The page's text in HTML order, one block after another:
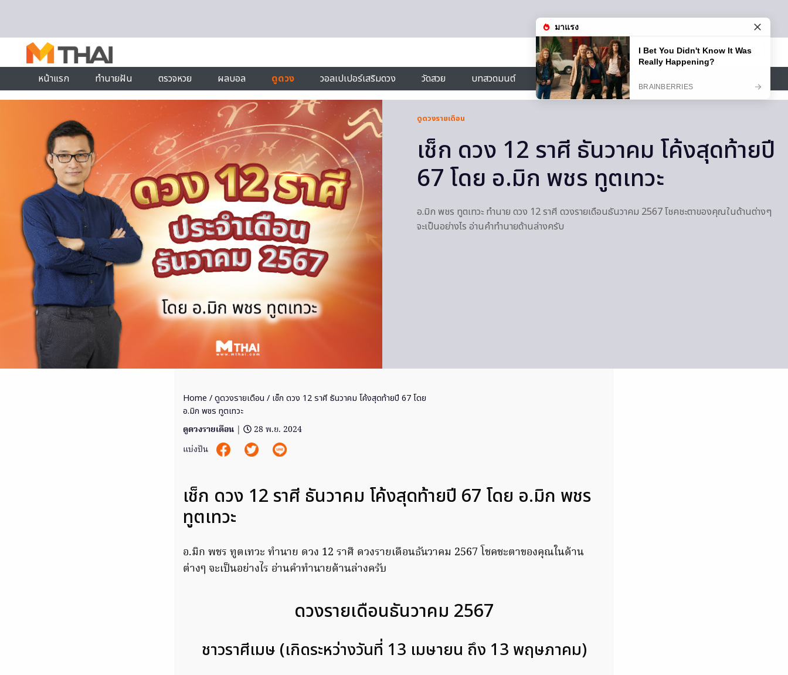
สินค้าแนะนำ
เปิดสมัครสมาชิก (ฟรี) เร็วๆ นี้
หน้าแรก
ทำนายฝัน ตรวจหวย ผลบอล ดูดวง วอลเปเปอร์เสริมดวง วัดสวย บทสวดมนต์ ไลฟ์สไตล์
ดูดวงรายเดือน
เช็ก ดวง 12 ราศี ธันวาคม โค้งสุดท้ายปี
67 โดย อ.มิก พชร ทูตเทวะ
อ.มิก พชร ทูตเทวะ ทำนาย ดวง 12 ราศี ดวงรายเดือนธันวาคม 2567 โชคชะตาของคุณในด้านต่างๆ
จะเป็นอย่างไร อ่านคำทำนายด้านล่างครับ
Home /ดูดวงรายเดือน / เช็ก ดวง 12 ราศี ธันวาคม โค้งสุดท้ายปี 67 โดย
อ.มิก พชร ทูตเทวะ
ดูดวงรายเดือน |
28 พ.ย. 2024
แบ่งปัน
เช็ก ดวง 12 ราศี ธันวาคม โค้งสุดท้ายปี 67 โดย อ.มิก พชร
ทูตเทวะ
อ.มิก พชร ทูตเทวะ ทำนาย ดวง 12 ราศี ดวงรายเดือนธันวาคม 2567 โชคชะตาของคุณในด้าน
ต่างๆ จะเป็นอย่างไร อ่านคำทำนายด้านล่างครับ
ดวงรายเดือนธันวาคม 2567
ชาวราศีเมษ (เกิดระหว่างวันที่ 13 เมษายน ถึง 13 พฤษภาคม)